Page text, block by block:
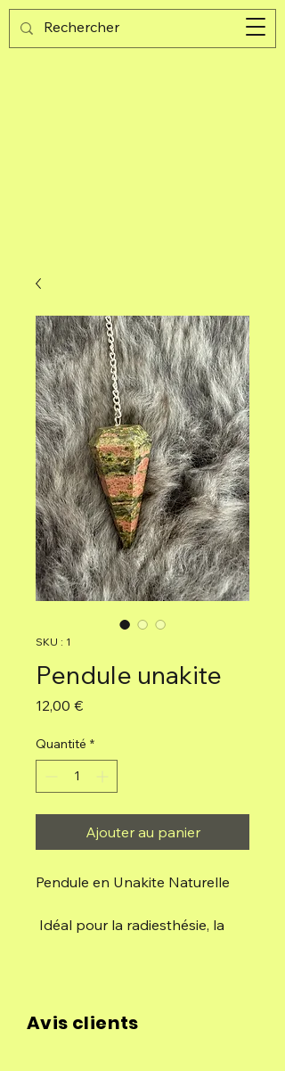
Guijad
SKU : 1
Pendule unakite
12,00 €Prix
Quantité *
Ajouter au panier
Pendule en Unakite Naturelle
Idéal pour la radiesthésie, la
souvent associée à l’équilibre
Avis clients